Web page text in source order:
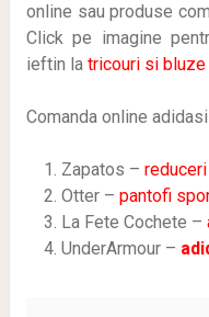
online sau produse
Click pe imagine
ieftin la tricouri si
Comanda online
Zapatos –
Otter – pantofi
La Fete Cochete –
UnderArmour –